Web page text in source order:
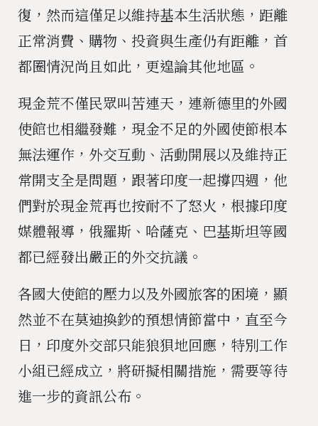
復，然而這僅足以維持基本生活狀態，距離
正常消費、購物、投資與生產仍有距離，首
都圈情況尚且如此，更遑論其他地區。
現金荒不僅民眾叫苦連天，連新德里的外國
使館也相繼發難，現金不足的外國使節根本
無法運作，外交互動、活動開展以及維持正
常開支全是問題，跟著印度一起撐四週，他
們對於現金荒再也按耐不了怒火，根據印度
媒體報導，俄羅斯、哈薩克、巴基斯坦等國
都已經發出嚴正的外交抗議。
各國大使館的壓力以及外國旅客的困境，顯
然並不在莫迪換鈔的預想情節當中，直至今
日，印度外交部只能狼狽地回應，特別工作
小組已經成立，將研擬相關措施，需要等待
進一步的資訊公布。